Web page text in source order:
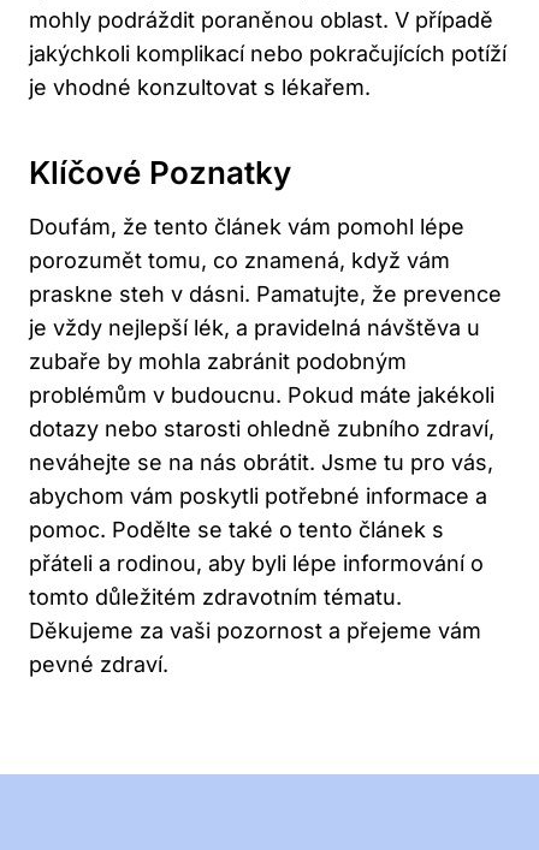
mohly podráždit poraněnou oblast. V případě
jakýchkoli komplikací nebo pokračujících potíží
je vhodné konzultovat s lékařem.
Klíčové Poznatky
Doufám, že tento článek vám pomohl lépe
porozumět tomu, co znamená, když vám
praskne steh v dásni. Pamatujte, že prevence
je vždy nejlepší lék, a pravidelná návštěva u
zubaře by mohla zabránit podobným
problémům v budoucnu. Pokud máte jakékoli
dotazy nebo starosti ohledně zubního zdraví,
neváhejte se na nás obrátit. Jsme tu pro vás,
abychom vám poskytli potřebné informace a
pomoc. Podělte se také o tento článek s
přáteli a rodinou, aby byli lépe informování o
tomto důležitém zdravotním tématu.
Děkujeme za vaši pozornost a přejeme vám
pevné zdraví.